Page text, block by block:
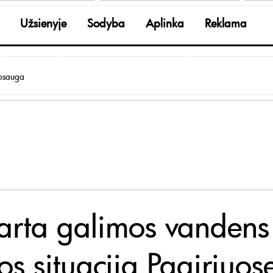
Užsienyje Sodyba Aplinka Reklama
galimos vandens
situacija